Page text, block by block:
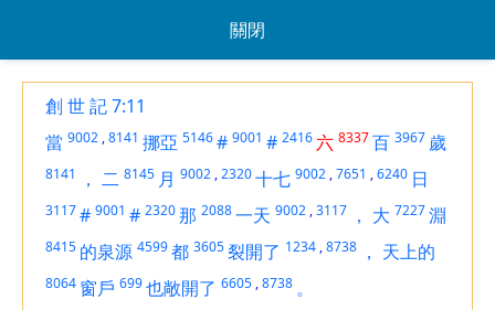
關閉
創 世 記 7:11
當 9002 ,8141 挪亞 5146# 9001 # 2416 六 8337百 3967 歲
8141 ， 二 8145 月 9002 ,2320十七 9002 ,7651 ,6240 日
3117# 9001 # 2320那 2088一天 9002 ,3117 ， 大 7227淵
8415 的泉源 4599都 3605裂開了 1234 ,8738 ， 天上的
8064 窗戶 699也敞開了 6605 ,8738 。